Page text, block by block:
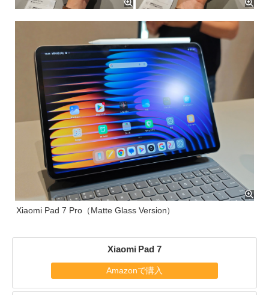
Xiaomi Pad 7 Pro（Matte Glass Version）
Xiaomi Pad 7
Amazonで購入